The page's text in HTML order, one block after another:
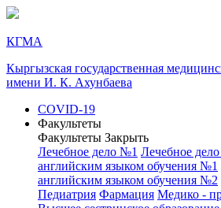
КГМА
Кыргызская государственная
имени И. К. Ахунбаева
COVID-19
Факультеты
Факультеты Закрыть
Лечебное дело №1 Лечебное
английским языком обучения №1
английским языком обучения №2
Педиатрия Фармация Медико -